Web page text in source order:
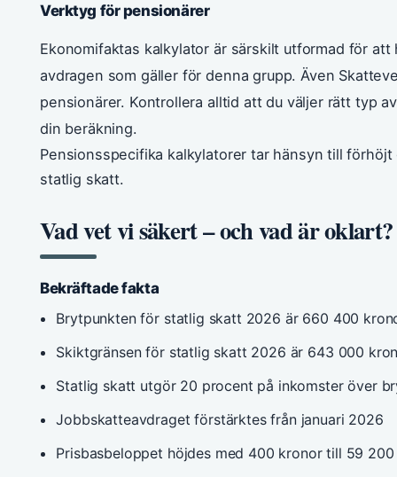
Verktyg för pensionärer
Ekonomifaktas kalkylator är särskilt utformad för
avdragen som gäller för denna grupp. Även
pensionärer. Kontrollera alltid att du väljer rätt typ
din beräkning.
Pensionsspecifika kalkylatorer tar hänsyn till
statlig skatt.
Vad vet vi säkert – och vad är oklart?
Bekräftade fakta
Brytpunkten för statlig skatt 2026 är 660 400
Skiktgränsen för statlig skatt 2026 är 643 000
Statlig skatt utgör 20 procent på inkomster över
Jobbskatteavdraget förstärktes från januari 2026
Prisbasbeloppet höjdes med 400 kronor till 59